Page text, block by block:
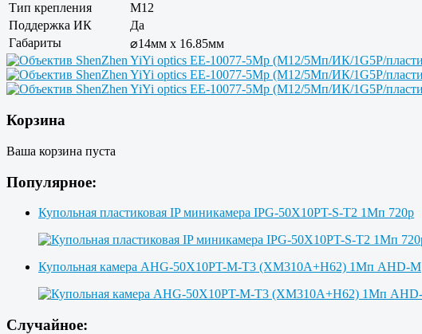
Тип крепления
M12
Поддержка ИК
Да
Габариты
⌀14мм x 16.85мм
Корзина
Ваша корзина пуста
Популярное:
Купольная пластиковая IP миникамера IPG-50X10PT-S-T2 1Мп 720p
Купольная камера AHG-50X10PT-M-T3 (XM310A+H62) 1Мп AHD-M
Случайное: